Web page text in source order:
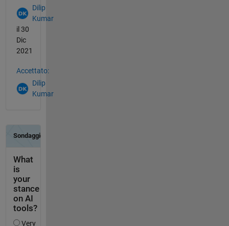
Dilip
Kumar
il 30
Dic
2021
Accettato:
Dilip
Kumar